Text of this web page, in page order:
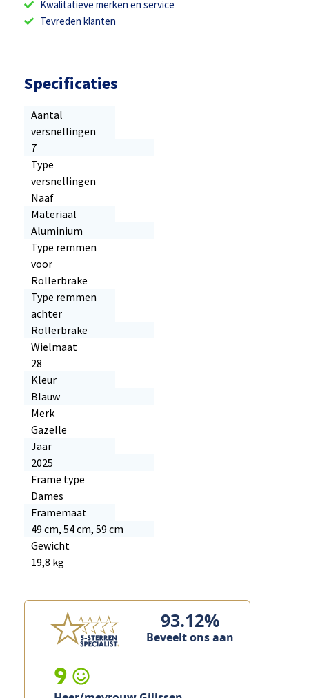
Kwalitatieve merken en service
Tevreden klanten
Specificaties
Aantal
versnellingen
7
Type
versnellingen
Naaf
Materiaal
Aluminium
Type remmen
voor
Rollerbrake
Type remmen
achter
Rollerbrake
Wielmaat
28
Kleur
Blauw
Merk
Gazelle
Jaar
2025
Frame type
Dames
Framemaat
49 cm, 54 cm, 59 cm
Gewicht
19,8 kg
93.12%
Beveelt ons aan
9